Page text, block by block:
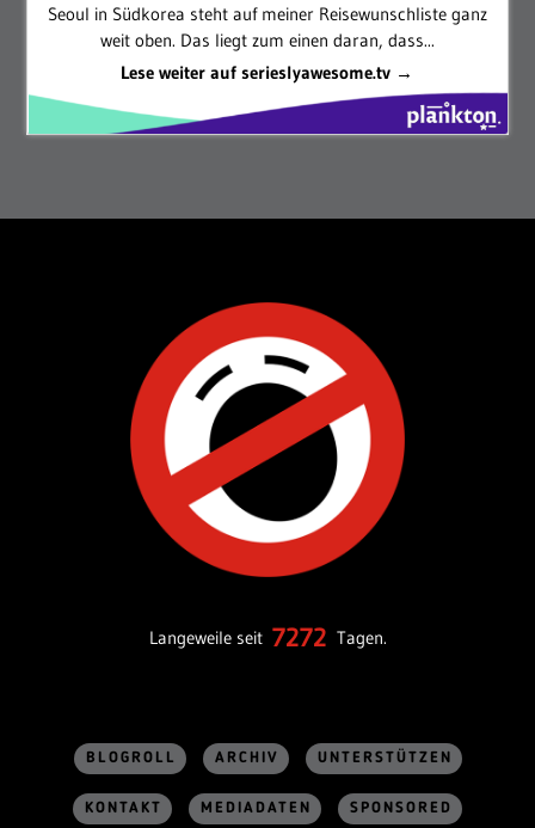
Seoul in Südkorea steht auf meiner Reisewunschliste ganz
weit oben. Das liegt zum einen daran, dass...
Lese weiter auf serieslyawesome.tv →
Langeweile seit 7272 Tagen.
BLOGROLL ARCHIV UNTERSTÜTZEN
KONTAKT MEDIADATEN SPONSORED